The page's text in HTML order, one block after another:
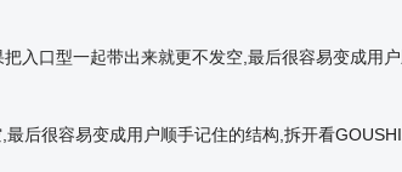
入口型一起带出来就更不发空,最后很容易变成用
后很容易变成用户顺手记住的结构,拆开看